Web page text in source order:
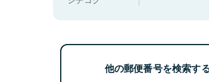
他の郵便番号を検索す